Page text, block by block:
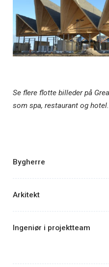
Se flere flotte billeder på
som spa, restaurant og hotel.
Bygherre
Arkitekt
Ingeniør i projektteam